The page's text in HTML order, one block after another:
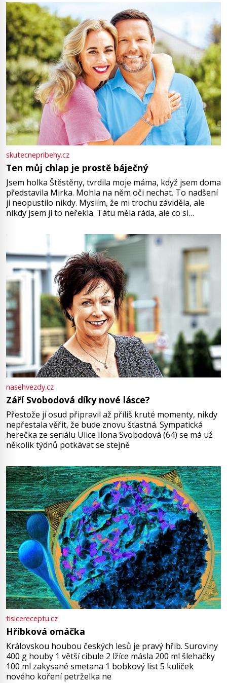
větší harmonii a klid. Je důležité
skutecnepribehy.cz
Ten můj chlap je prostě báječný
Jsem holka Štěstěny, tvrdila moje máma, když jsem doma
představila Mirka. Mohla na něm oči nechat. To nadšení
ji neopustilo nikdy. Myslím, že mi trochu záviděla, ale
nikdy jsem jí to neřekla. Tátu měla ráda, ale co si
Jsme spolu moc rádi Tehdy byla jiná doba, když
nasehvezdy.cz
Září Svobodová díky nové lásce?
Přestože jí osud připravil až příliš kruté momenty, nikdy
nepřestala věřit, že bude znovu šťastná. Sympatická
herečka ze seriálu Ulice Ilona Svobodová (64) se má už
několik týdnů potkávat se stejně
tisicereceptu.cz
Hříbková omáčka
Královskou houbou českých lesů je pravý hřib. Suroviny
400 g houby 1 větší cibule 2 lžíce másla 200 ml šlehačky
100 ml zakysané smetana 1 bobkový list 5 kuliček
nového koření petrželka ne